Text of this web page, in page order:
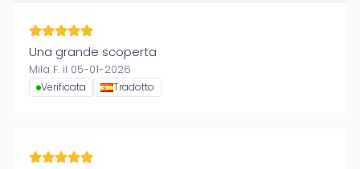
Una grande scoperta
Mila F. il 05-01-2026
Verificata Tradotto